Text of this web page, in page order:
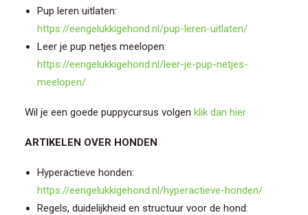
Pup leren uitlaten:
https://eengelukkigehond.nl/pup-leren-uitlaten/
Leer je pup netjes meelopen:
https://eengelukkigehond.nl/leer-je-pup-netjes-
meelopen/
Wil je een goede puppycursus volgen klik dan hier
ARTIKELEN OVER HONDEN
Hyperactieve honden:
https://eengelukkigehond.nl/hyperactieve-honden/
Regels, duidelijkheid en structuur voor de hond: